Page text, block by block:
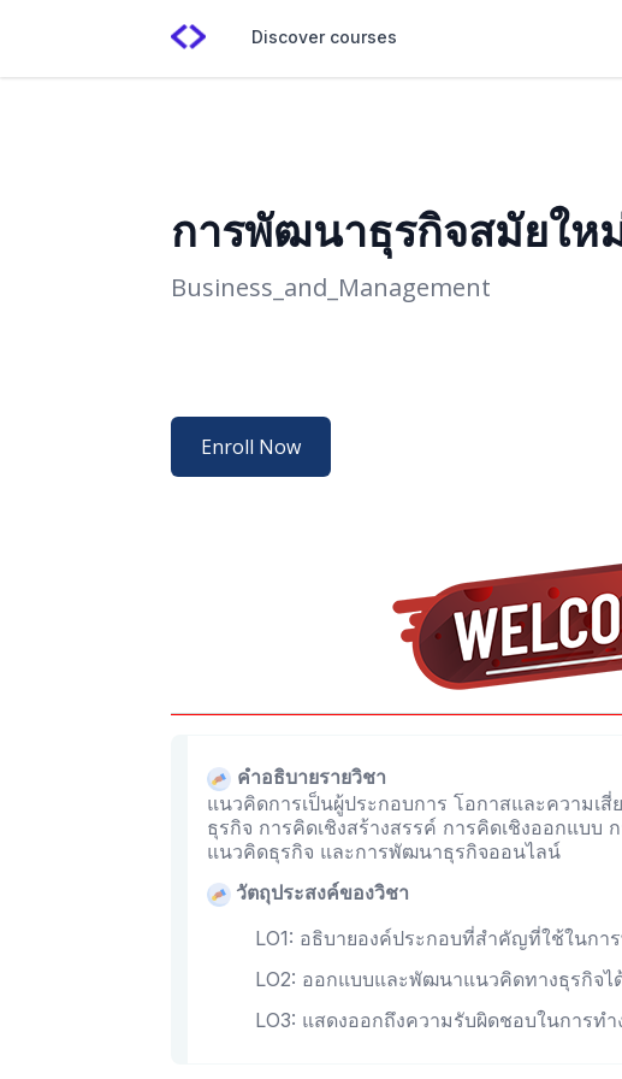
Discover courses
การพัฒนาธุรกิจสมัยให
Business_and_Management
Enroll Now
คำอธิบายรายวิชา
แนวคิดการเป็นผู้ประกอบการ โอกาสและความเสี่
ธุรกิจ การคิดเชิงสร้างสรรค์ การคิดเชิงออกแบบ
แนวคิดธุรกิจ และการพัฒนาธุรกิจออนไลน์
วัตถุประสงค์ของวิชา
LO1: อธิบายองค์ประกอบที่สำคัญที่ใช้ในกา
LO2: ออกแบบและพัฒนาแนวคิดทางธุรกิจไ
LO3: แสดงออกถึงความรับผิดชอบในการท